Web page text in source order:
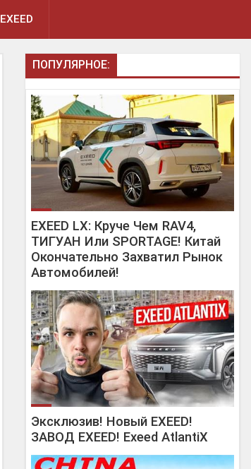
EXEED
ПОПУЛЯРНОЕ:
EXEED LX: Круче Чем RAV4,
ТИГУАН Или SPORTAGE! Китай
Окончательно Захватил Рынок
Автомобилей!
Эксклюзив! Новый EXEED!
ЗАВОД EXEED! Exeed AtlantiX